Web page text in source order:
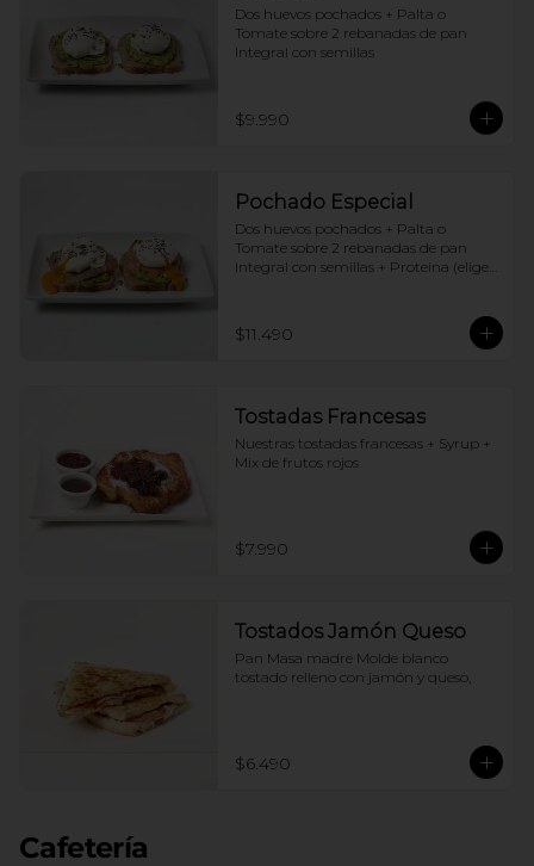
Dos huevos pochados + Palta o
Tomate sobre 2 rebanadas de pan
Integral con semillas
$9.990
Pochado Especial
Dos huevos pochados + Palta o
Tomate sobre 2 rebanadas de pan
Integral con semillas + Proteina (elige
$11.490
Tostadas Francesas
Nuestras tostadas francesas + Syrup +
Mix de frutos rojos
$7.990
Tostados Jamón Queso
Pan Masa madre Molde blanco
tostado relleno con jamón y queso,
$6.490
Cafetería